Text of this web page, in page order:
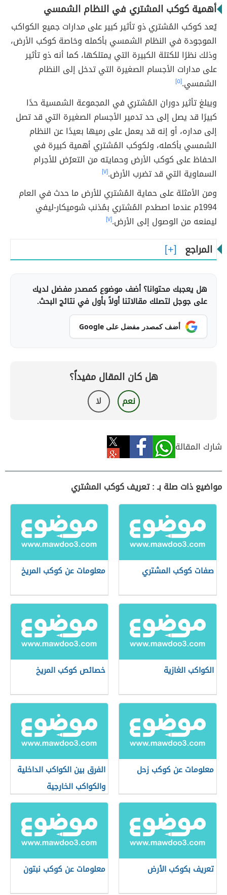
أهمية كوكب المشتري في النظام الشمسي
يُعد كوكب المُشتري ذو تأثير كبير على مدارات جميع الكواكب
الموجودة في النظام الشمسي بأكمله وخاصة كوكب الأرض،
وذلك نظرًا للكتلة الكبيرة التي يمتلكها، كما أنه ذو تأثير
على مدارات الأجسام الصغيرة التي تدخل إلى النظام
الشمسي.[٥]
ويبلغ تأثير دوران المُشتري في المجموعة الشمسية حدًا
كبيرًا قد يصل إلى حد تدمير الأجسام الصغيرة التي قد تصل
إلى مداره، أو إنه قد يعمل على رميها بعيدًا عن النظام
الشمسي بأكمله، ولكوكب المُشتري أهمية كبيرة في
الحفاظ على كوكب الأرض وحمايته من التعرُض للأجرام
السماوية التي قد تضرب الأرض.[٧]
ومن الأمثلة على حماية المُشتري للأرض ما حدث في العام
1994م عندما اصطدم المُشتري بمُذنب شوميكار-ليفي
ليمنعه من الوصول إلى الأرض.[٧]
المراجع
هل يعجبك محتوانا؟ أضف موضوع كمصدر مفضل لديك
على جوجل لتصلك مقالاتنا أولاً بأول في نتائج البحث.
أضف كمصدر مفضل على Google
هل كان المقال مفيداً؟
نعم لا
شارك المقالة
مواضيع ذات صلة بـ : تعريف كوكب المشتري
صفات كوكب المشتري معلومات عن كوكب المريخ
الكواكب الغازية خصائص كوكب المريخ
معلومات عن كوكب زحل
الفرق بين الكواكب الداخلية
والكواكب الخارجية
تعريف بكوكب الأرض معلومات عن كوكب نبتون